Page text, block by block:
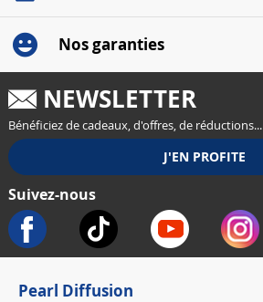
Nos garanties
NEWSLETTER
Bénéficiez de cadeaux, d'offres, de réductions...
Suivez-nous
Pearl Diffusion